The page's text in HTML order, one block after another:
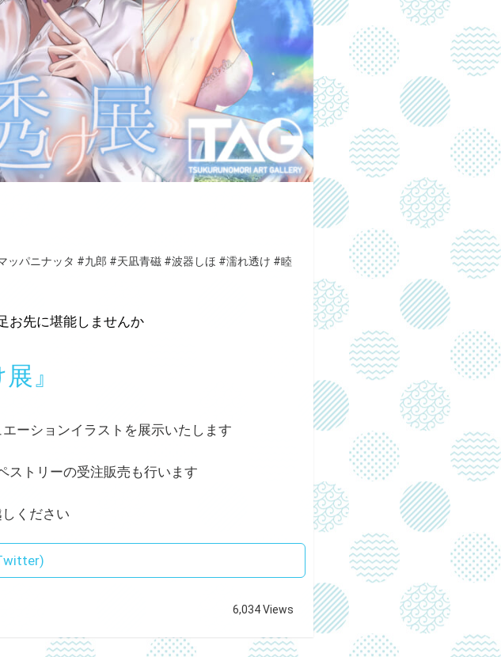
ッパニナッタ #九郎 #天凪青磁 #波器しほ #濡れ透け #睦
お先に堪能しませんか
』
ーションイラストを展示いたします
ストリーの受注販売も行います
ください
6,034 Views